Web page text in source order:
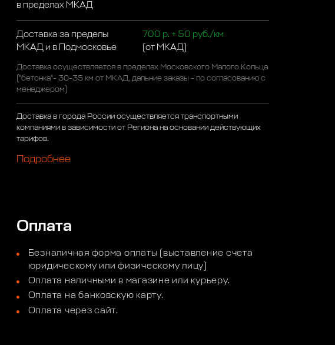
в пределах МКАД
Доставка за пределы
МКАД и в Подмосковье
700 р. + 50 руб./км
(от МКАД)
Доставка осуществляется в пределах Московского Малого Кольца
("бетонка"- 30-35 км от МКАД, дальние заказы - по согласованию с
менеджером)
Доставка в города России осуществляется транспортными
компаниями в зависимости от Региона на основании действующих
тарифов.
Подробнее
Оплата
Безналичная форма оплаты (выставление счета
юридическому или физическому лицу)
Оплата наличными в магазине или курьеру.
Оплата на банковскую карту.
Оплата через сайт.